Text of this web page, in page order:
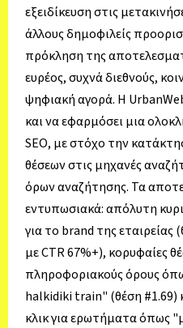
εξειδίκευση στις
άλλους δημοφιλείς
πρόκληση της
ευρέος, συχνά διεθνούς,
ψηφιακή αγορά. Η
και να εφαρμόσει μια
SEO, με στόχο την
θέσεων στις μηχανές
όρων αναζήτησης. Τα
εντυπωσιακά: απόλυτη
για το brand της
με CTR 67%+), κορυφαίες
πληροφοριακούς όρους
halkidiki train" (θέση #1.69)
κλικ για ερωτήματα όπως